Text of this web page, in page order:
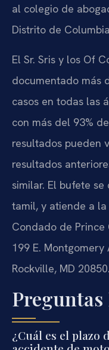
al colegio de
Distrito de
El Sr. Sris y los Of
documentado más
casos en todas las
con más del 93%
resultados pueden
resultados
similar. El bufete
tamil, y atiende a
Condado de Prince
199 E. Montgomery
Rockville, MD 20850.
Preguntas
¿Cuál es el plazo